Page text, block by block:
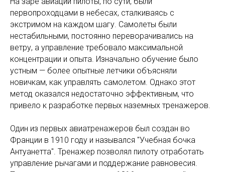
первопроходцами в небесах, сталкиваясь с
экстримом на каждом шагу. Самолеты были
нестабильными, постоянно переворачивались на
ветру, а управление требовало максимальной
концентрации и опыта. Изначально обучение было
устным — более опытные летчики объясняли
новичкам, как управлять самолетом. Однако этот
метод оказался недостаточно эффективным, что
привело к разработке первых наземных тренажеров.
Один из первых авиатренажеров был создан во
Франции в 1910 году и назывался "Учебная бочка
Антуанетта". Тренажер позволял пилоту отработать
управление рычагами и поддержание равновесия.